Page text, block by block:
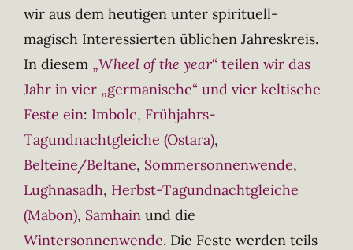
wir aus dem heutigen unter spirituell-
magisch Interessierten üblichen Jahreskreis.
In diesem „Wheel of the year“ teilen wir das
Jahr in vier „germanische“ und vier keltische
Feste ein: Imbolc, Frühjahrs-
Tagundnachtgleiche (Ostara),
Belteine/Beltane, Sommersonnenwende,
Lughnasadh, Herbst-Tagundnachtgleiche
(Mabon), Samhain und die
Wintersonnenwende. Die Feste werden teils